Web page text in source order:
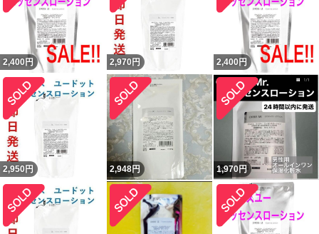
2,400 円 2,970 円 2,400 円
2,950 円 2,948円 1,970円